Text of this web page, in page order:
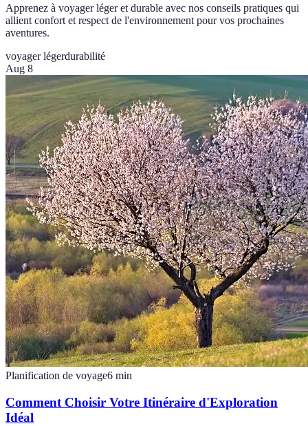
Apprenez à voyager léger et durable avec nos conseils pratiques qui
allient confort et respect de l'environnement pour vos prochaines
aventures.
voyager légerdurabilité
Aug 8
Planification de voyage6 min
Comment Choisir Votre Itinéraire d'Exploration
Idéal